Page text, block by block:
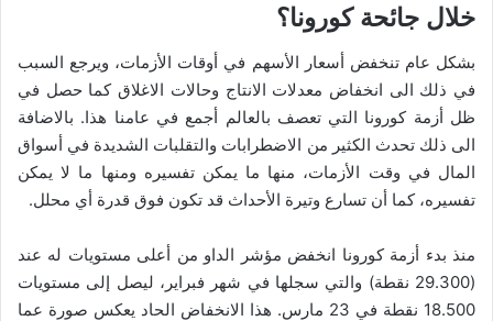
خلال جائحة كورونا؟
بشكل عام تنخفض أسعار الأسهم في أوقات الأزمات، ويرجع السبب
في ذلك الى انخفاض معدلات الانتاج وحالات الاغلاق كما حصل في
ظل أزمة كورونا التي تعصف بالعالم أجمع في عامنا هذا. بالاضافة
الى ذلك تحدث الكثير من الاضطرابات والتقلبات الشديدة في أسواق
المال في وقت الأزمات، منها ما يمكن تفسيره ومنها ما لا يمكن
تفسيره، كما أن تسارع وتيرة الأحداث قد تكون فوق قدرة أي محلل.
منذ بدء أزمة كورونا انخفض مؤشر الداو من أعلى مستويات له عند
(29.300 نقطة) والتي سجلها في شهر فبراير، ليصل إلى مستويات
18.500 نقطة في 23 مارس. هذا الانخفاض الحاد يعكس صورة عما